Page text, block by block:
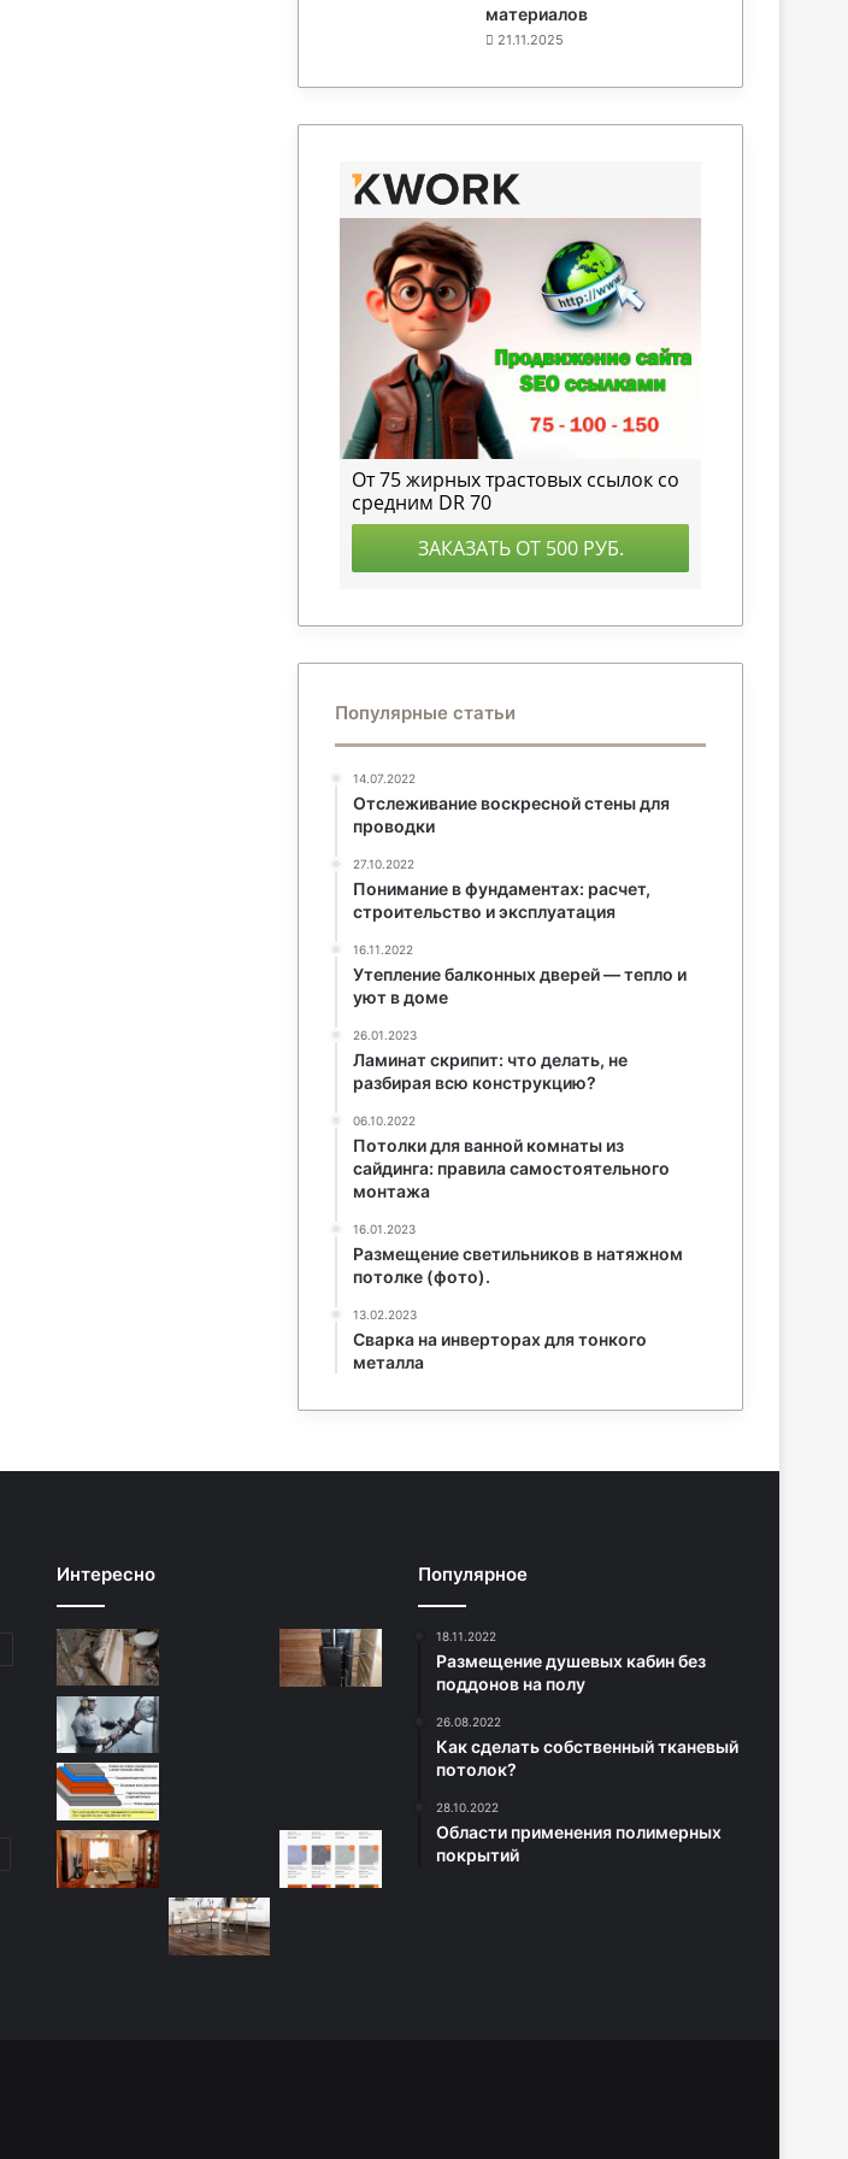
материалов
21.11.2025
Популярные статьи
14.07.2022
Отслеживание воскресной стены для
проводки
27.10.2022
Понимание в фундаментах: расчет,
строительство и эксплуатация
16.11.2022
Утепление балконных дверей — тепло и
уют в доме
26.01.2023
Ламинат скрипит: что делать, не
разбирая всю конструкцию?
06.10.2022
Потолки для ванной комнаты из
сайдинга: правила самостоятельного
монтажа
16.01.2023
Размещение светильников в натяжном
потолке (фото).
13.02.2023
Сварка на инверторах для тонкого
металла
Интересно Популярное
18.11.2022
Размещение душевых кабин без
поддонов на полу
26.08.2022
Как сделать собственный тканевый
потолок?
28.10.2022
Области применения полимерных
покрытий